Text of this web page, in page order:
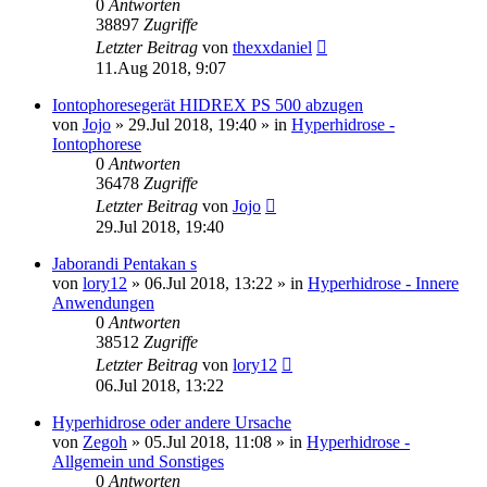
0 Antworten
38897 Zugriffe
Letzter Beitrag von thexxdaniel
11.Aug 2018, 9:07
Iontophoresegerät HIDREX PS 500 abzugen
von Jojo » 29.Jul 2018, 19:40 » in Hyperhidrose -
Iontophorese
0 Antworten
36478 Zugriffe
Letzter Beitrag von Jojo
29.Jul 2018, 19:40
Jaborandi Pentakan s
von lory12 » 06.Jul 2018, 13:22 » in Hyperhidrose - Innere
Anwendungen
0 Antworten
38512 Zugriffe
Letzter Beitrag von lory12
06.Jul 2018, 13:22
Hyperhidrose oder andere Ursache
von Zegoh » 05.Jul 2018, 11:08 » in Hyperhidrose -
Allgemein und Sonstiges
0 Antworten